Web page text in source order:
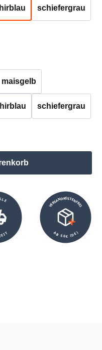
schiefergrau
maisgelb
schiefergrau
Wert ein
VERSANDKOSTENFREI
AB 50€ (DE)